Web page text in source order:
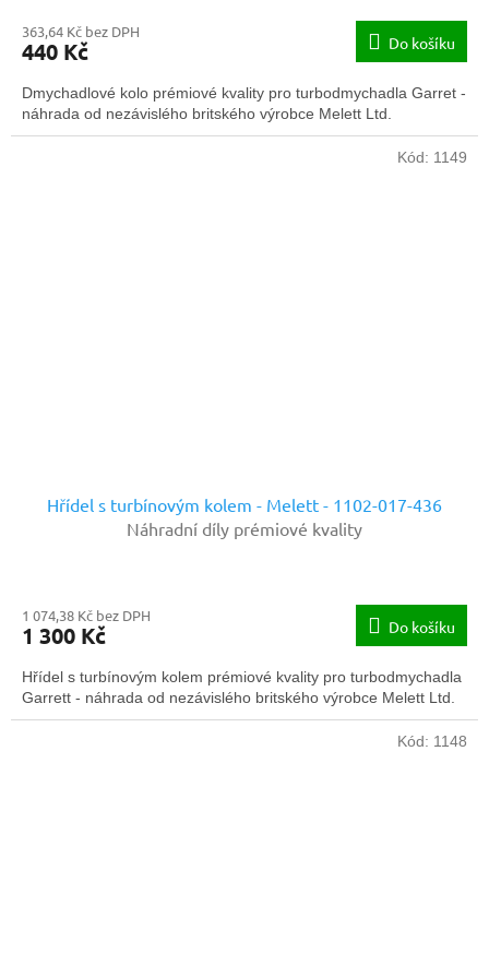
363,64 Kč bez DPH
440 Kč Do košíku
Dmychadlové kolo prémiové kvality pro turbodmychadla Garret -
náhrada od nezávislého britského výrobce Melett Ltd.
Hřídel s turbínovým kolem - Melett - 1102-017-436
Náhradní díly prémiové kvality
1 074,38 Kč bez DPH
1 300 Kč Do košíku
Hřídel s turbínovým kolem prémiové kvality pro turbodmychadla
Garrett - náhrada od nezávislého britského výrobce Melett Ltd.
Kód: 1149
Kód: 1148